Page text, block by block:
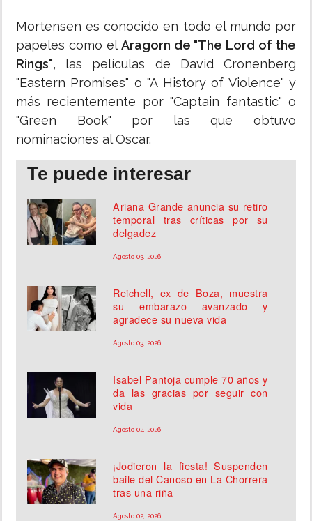
Mortensen es conocido en todo el mundo por
papeles como el Aragorn de "The Lord of the
Rings", las películas de David Cronenberg
"Eastern Promises" o "A History of Violence" y
más recientemente por "Captain fantastic" o
"Green Book" por las que obtuvo
nominaciones al Oscar.
Te puede interesar
Ariana Grande anuncia su retiro
temporal tras críticas por su
delgadez
Agosto 03, 2026
Reichell, ex de Boza, muestra
su embarazo avanzado y
agradece su nueva vida
Agosto 03, 2026
Isabel Pantoja cumple 70 años y
da las gracias por seguir con
vida
Agosto 02, 2026
¡Jodieron la fiesta! Suspenden
baile del Canoso en La Chorrera
tras una riña
Agosto 02, 2026